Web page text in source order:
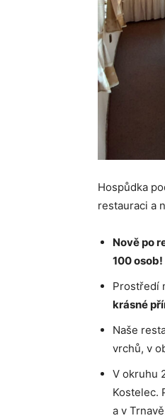
Hospůdka
restauraci a
Nově po
100 osob!
Prostředí
krásné
Naše
vrchů, v
V okruhu
Kostelec.
a v